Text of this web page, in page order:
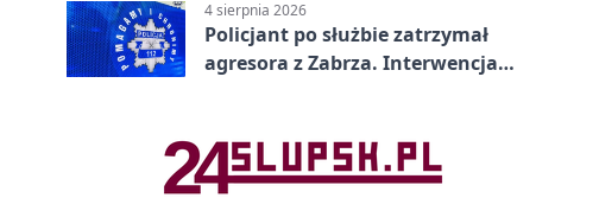
4 sierpnia 2026
Policjant po służbie zatrzymał
agresora z Zabrza. Interwencja